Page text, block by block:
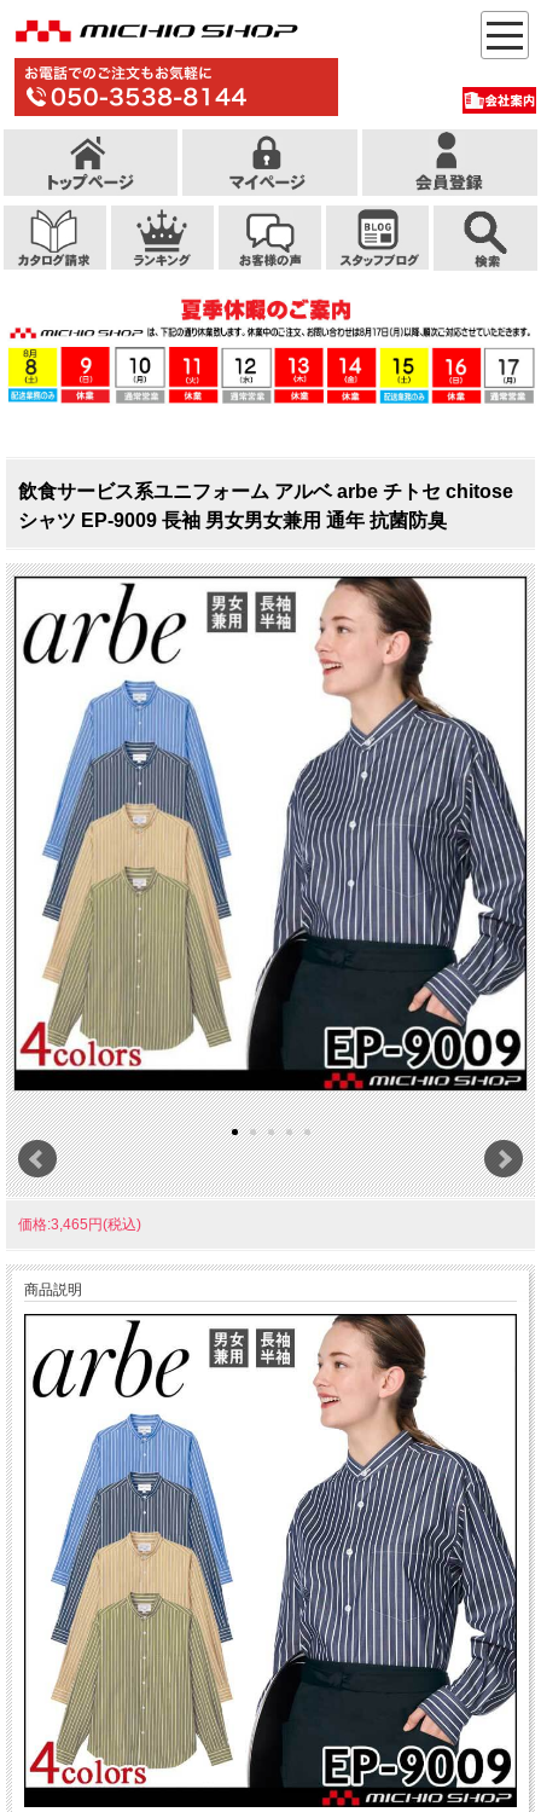
飲食サービス系ユニフォーム アルベ arbe チトセ chitose
シャツ EP-9009 長袖 男女男女兼用 通年 抗菌防臭
価格:3,465円(税込)
商品説明